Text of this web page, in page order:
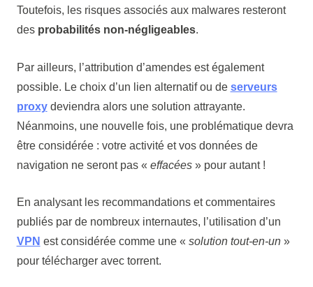
Toutefois, les risques associés aux malwares resteront
des probabilités non-négligeables.
Par ailleurs, l’attribution d’amendes est également
possible. Le choix d’un lien alternatif ou de serveurs
proxydeviendra alors une solution attrayante.
Néanmoins, une nouvelle fois, une problématique devra
être considérée : votre activité et vos données de
navigation ne seront pas « effacées » pour autant !
En analysant les recommandations et commentaires
publiés par de nombreux internautes, l’utilisation d’un
VPN est considérée comme une « solution tout-en-un »
pour télécharger avec torrent.